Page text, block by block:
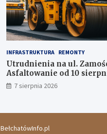
INFRASTRUKTURA REMONTY
Utrudnienia na ul.
Asfaltowanie od 10
7 sierpnia 2026
BełchatówInfo.pl